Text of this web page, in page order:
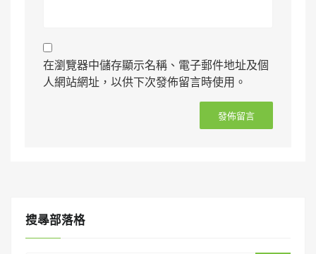
在瀏覽器中儲存顯示名稱、電子郵件地址及個
人網站網址，以供下次發佈留言時使用。
搜㝷部落格